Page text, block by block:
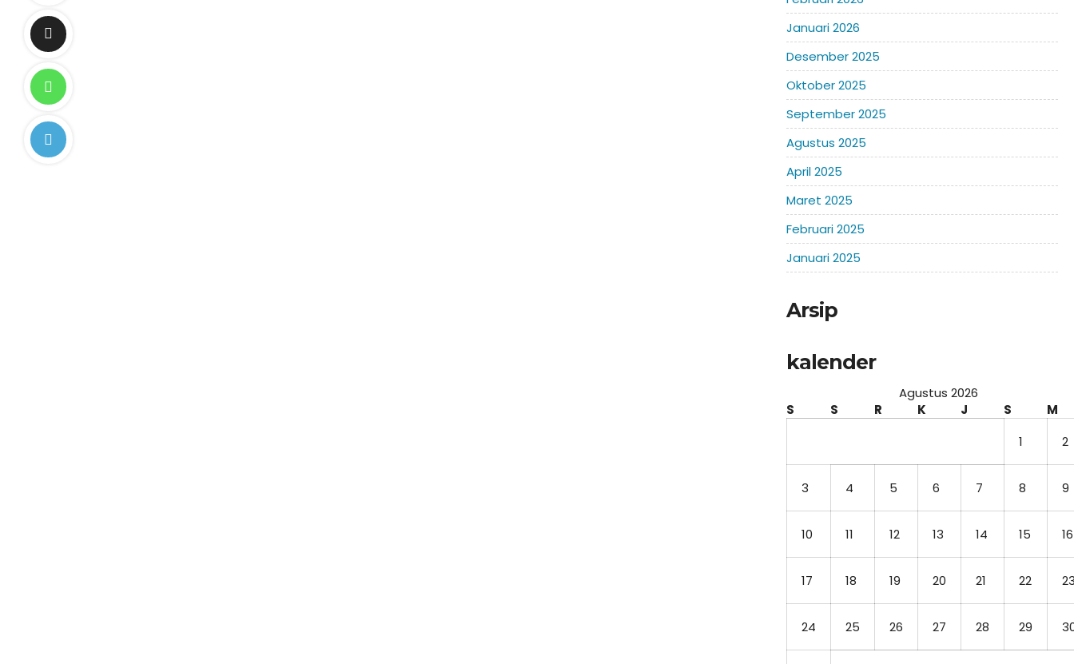
Januari 2026
Desember 2025
Oktober 2025
September 2025
Agustus 2025
April 2025
Maret 2025
Februari 2025
Januari 2025
Arsip
kalender
Agustus 2026
S
S R K J S
M
1
2
3 4 5 6 7 8 9
10 11 12 13 14 15 16
17 18 19 20 21 22
24 25 26 27 28 29